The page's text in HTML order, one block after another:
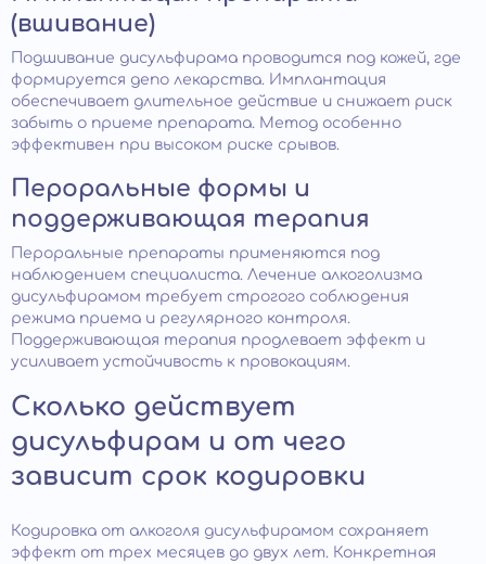
(вшивание)
Подшивание дисульфирама проводится под кожей, где
формируется депо лекарства. Имплантация
обеспечивает длительное действие и снижает риск
забыть о приеме препарата. Метод особенно
эффективен при высоком риске срывов.
Пероральные формы и
поддерживающая терапия
Пероральные препараты применяются под
наблюдением специалиста. Лечение алкоголизма
дисульфирамом требует строгого соблюдения
режима приема и регулярного контроля.
Поддерживающая терапия продлевает эффект и
усиливает устойчивость к провокациям.
Сколько действует
дисульфирам и от чего
зависит срок кодировки
Кодировка от алкоголя дисульфирамом сохраняет
эффект от трех месяцев до двух лет. Конкретная